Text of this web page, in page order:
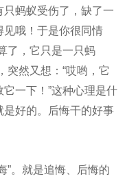
蚂蚁受伤了，缺了一
见哦！于是你很同情
了，它只是一只蚂
突然又想：“哎哟，它
一下！”这种心理是什
好的。后悔干的好事
”。就是追悔、后悔的